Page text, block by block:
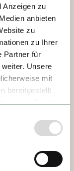
Anzeigen zu
anbieten
zu
zu Ihrer
Partner für
Unsere
mit
bereitgestellt
gilt als
Orte und